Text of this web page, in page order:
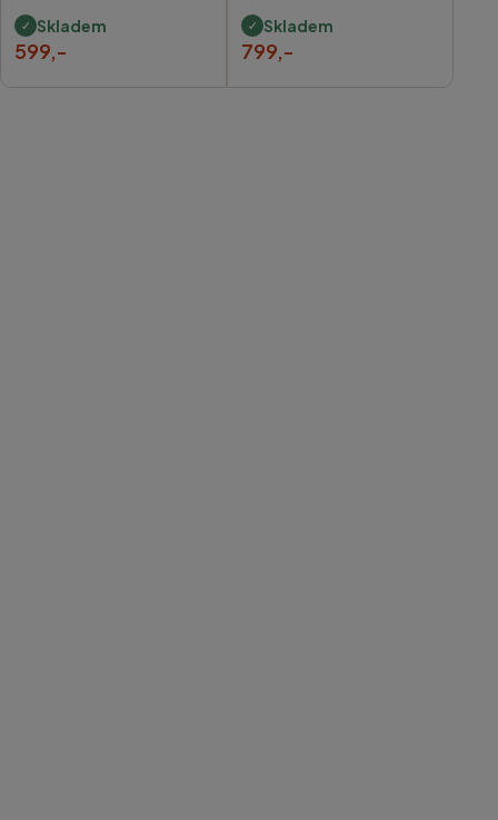
Skladem
599,-
Skladem
799,-